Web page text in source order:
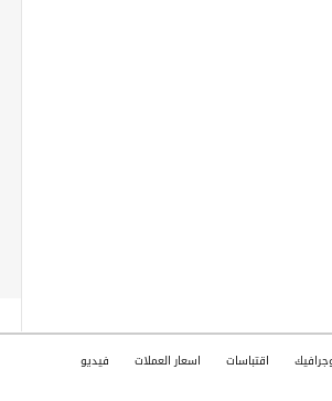
اقتباسات اسعار العملات فيديو